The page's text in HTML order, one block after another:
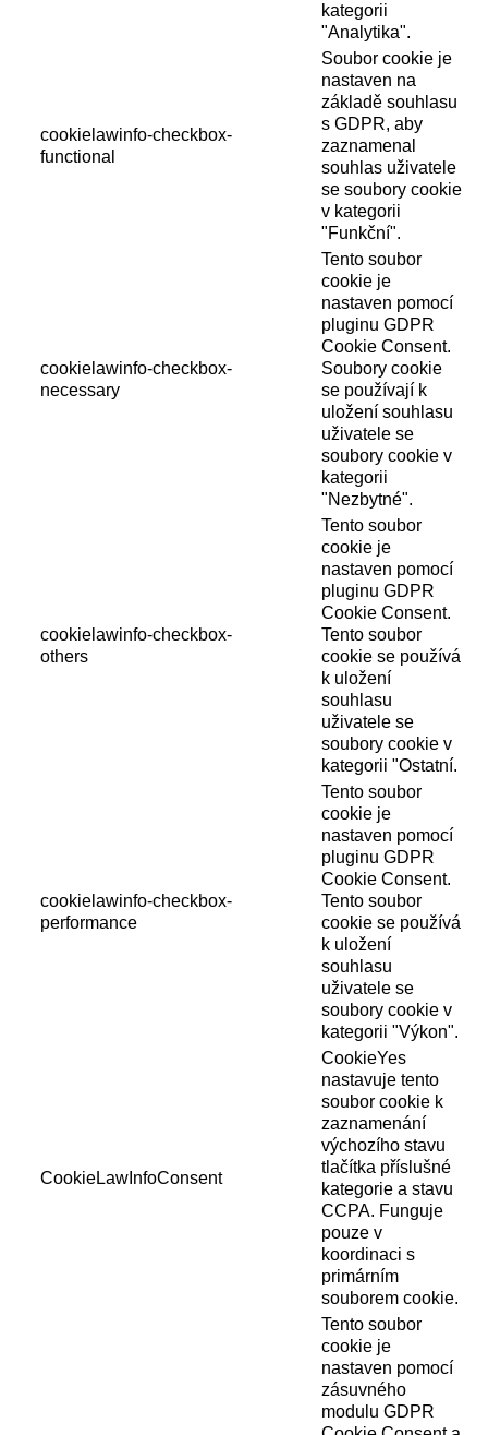
kategorii
"Analytika".
cookielawinfo-checkbox-
functional
Soubor cookie je
nastaven na
základě souhlasu
s GDPR, aby
zaznamenal
souhlas uživatele
se soubory cookie
v kategorii
"Funkční".
cookielawinfo-checkbox-
necessary
Tento soubor
cookie je
nastaven pomocí
pluginu GDPR
Cookie Consent.
Soubory cookie
se používají k
uložení souhlasu
uživatele se
soubory cookie v
kategorii
"Nezbytné".
cookielawinfo-checkbox-
others
Tento soubor
cookie je
nastaven pomocí
pluginu GDPR
Cookie Consent.
Tento soubor
cookie se používá
k uložení
souhlasu
uživatele se
soubory cookie v
kategorii "Ostatní.
cookielawinfo-checkbox-
performance
Tento soubor
cookie je
nastaven pomocí
pluginu GDPR
Cookie Consent.
Tento soubor
cookie se používá
k uložení
souhlasu
uživatele se
soubory cookie v
kategorii "Výkon".
CookieLawInfoConsent
CookieYes
nastavuje tento
soubor cookie k
zaznamenání
výchozího stavu
tlačítka příslušné
kategorie a stavu
CCPA. Funguje
pouze v
koordinaci s
primárním
souborem cookie.
Tento soubor
cookie je
nastaven pomocí
zásuvného
modulu GDPR